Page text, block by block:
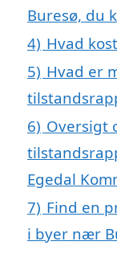
Buresø, du
4) Hvad
5) Hvad er
6) Oversigt
Egedal
7) Find en
i byer nær